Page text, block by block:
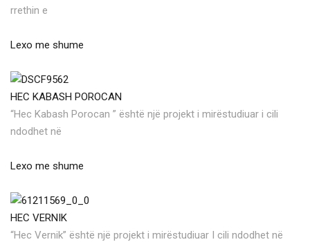
rrethin e
Lexo me shume
HEC KABASH POROCAN
“Hec Kabash Porocan ” është një projekt i mirëstudiuar i cili
ndodhet në
Lexo me shume
HEC VERNIK
“Hec Vernik” është një projekt i mirëstudiuar I cili ndodhet në